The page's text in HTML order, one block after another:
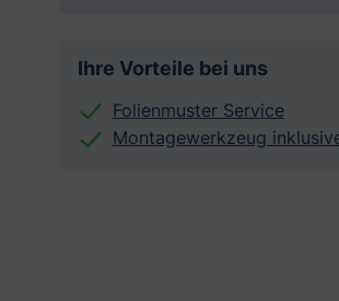
Ihre Vorteile bei uns
Folienmuster Service
Montagewerkzeug